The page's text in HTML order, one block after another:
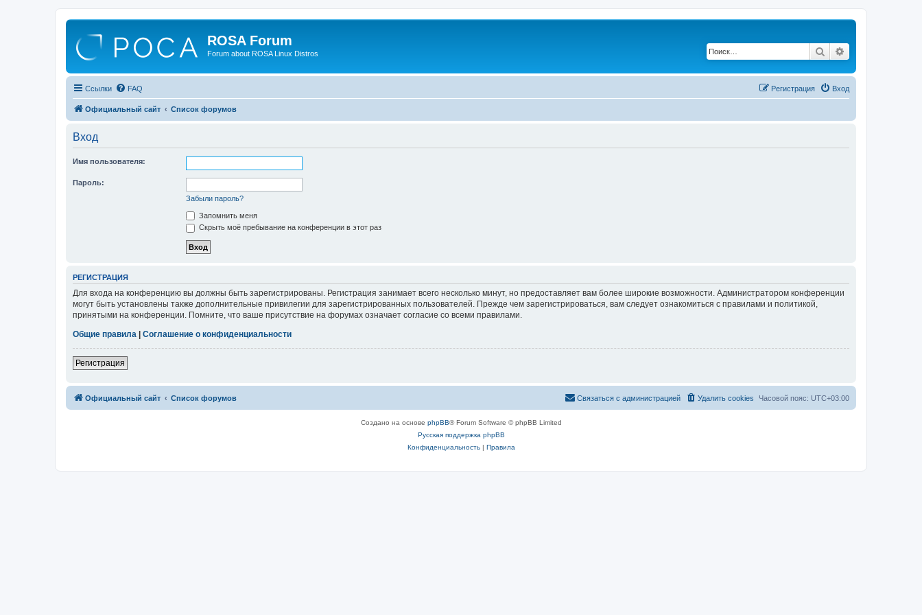
ROSA Forum
Forum about ROSA Linux Distros Поиск
Ссылки FAQ Вход
Регистрация
Официальный сайт Список форумов
Вход
Имя пользователя:
Пароль:
Забыли пароль?
Запомнить меня
Скрыть моё пребывание на конференции в этот раз
РЕГИСТРАЦИЯ
Для входа на конференцию вы должны быть зарегистрированы. Регистрация занимает всего несколько минут, но предоставляет вам более широкие возможности. Администратором конференции
могут быть установлены также дополнительные привилегии для зарегистрированных пользователей. Прежде чем зарегистрироваться, вам следует ознакомиться с правилами и политикой,
принятыми на конференции. Помните, что ваше присутствие на форумах означает согласие со всеми правилами.
Общие правила
Соглашение о конфиденциальности
Регистрация
Официальный сайт Список форумов Часовой пояс: UTC+03:00
Удалить cookies
Связаться с администрацией
Создано на основе phpBB® Forum Software © phpBB Limited
Русская поддержка phpBB
Конфиденциальность| Правила